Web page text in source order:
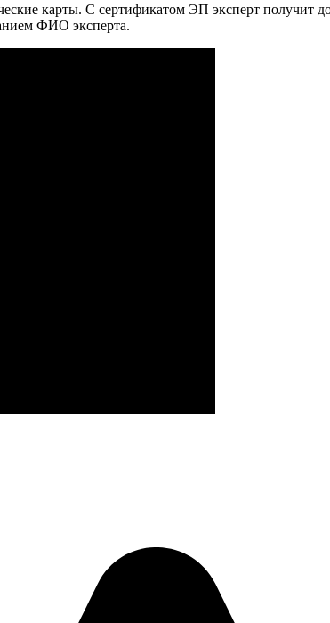
карты. С сертификатом ЭП эксперт получит
ФИО эксперта.